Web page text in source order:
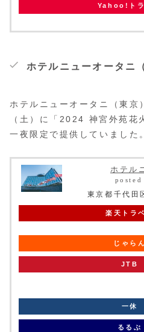
Yahoo!ト
ホテルニューオータニ
ホテルニューオータニ（東
（土）に「2024 神宮外苑花
一夜限定で提供していました。
ホテル
東京都千代
楽天トラ
じゃらん
JTB
一休
るるぶ